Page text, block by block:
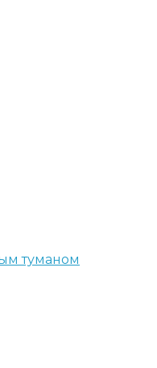
туманом